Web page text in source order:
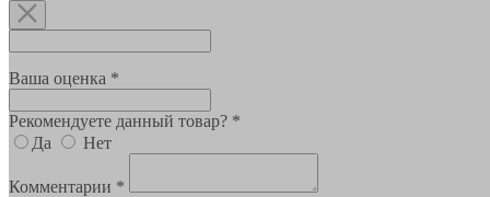
Ваша оценка *
Рекомендуете данный товар? *
Да
Нет
Комментарии *